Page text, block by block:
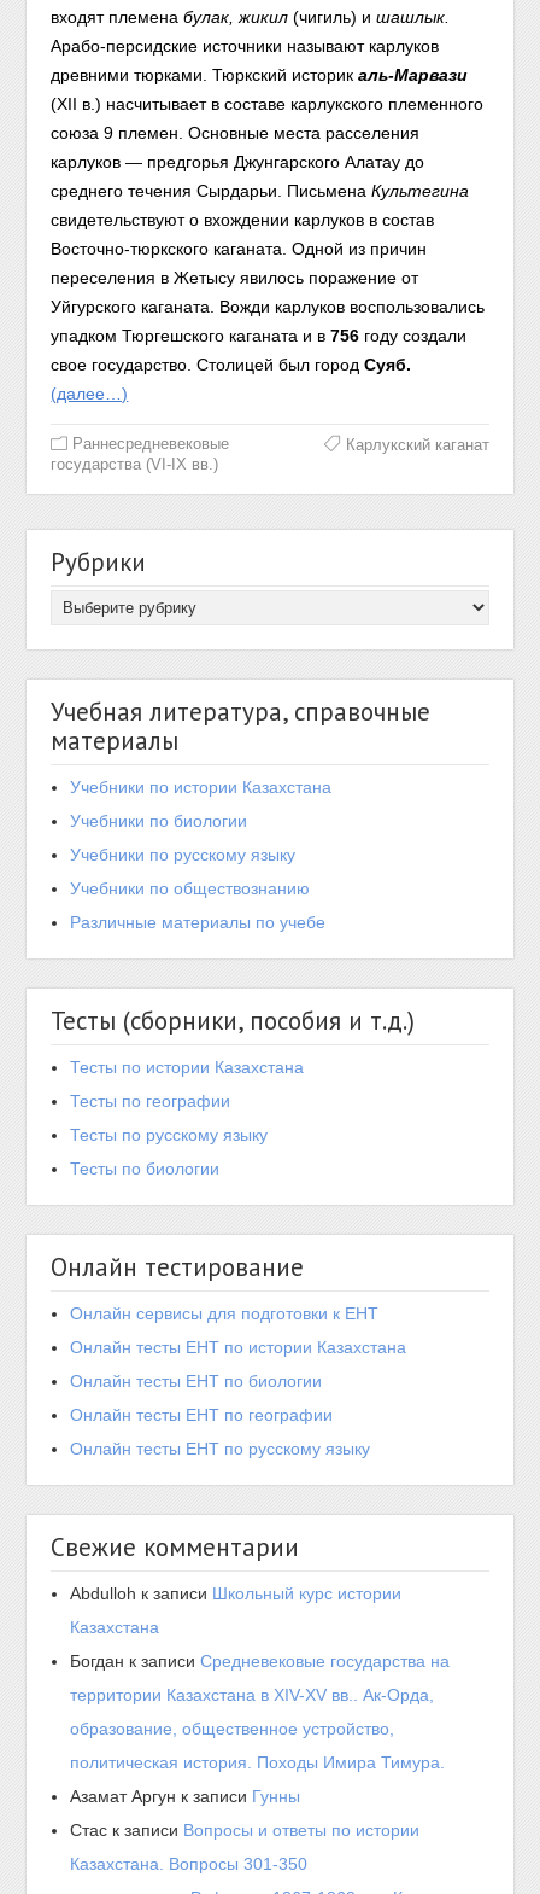
входят племенабулак, жикил(чигиль) ишашлык.
Арабо-персидские источники называют карлуков
древними тюрками. Тюркский историкаль-Марвази
(XII в.) насчитывает в составе карлукского племенного
союза 9 племен. Основные места расселения
карлуков — предгорья Джунгарского Алатау до
среднего течения Сырдарьи. ПисьменаКультегина
свидетельствуют о вхождении карлуков в состав
Восточно-тюркского каганата. Одной из причин
переселения в Жетысу явилось поражение от
Уйгурского каганата. Вожди карлуков воспользовались
упадком Тюргешского каганата и в756 году создали
свое государство. Столицей был городСуяб.
(далее…)
Раннесредневековые
государства (VI-IX вв.)
Карлукский каганат
Рубрики
Учебная литература, справочные
материалы
Учебники по истории Казахстана
Учебники по биологии
Учебники по русскому языку
Учебники по обществознанию
Различные материалы по учебе
Тесты (сборники, пособия и т.д.)
Тесты по истории Казахстана
Тесты по географии
Тесты по русскому языку
Тесты по биологии
Онлайн тестирование
Онлайн сервисы для подготовки к ЕНТ
Онлайн тесты ЕНТ по истории Казахстана
Онлайн тесты ЕНТ по биологии
Онлайн тесты ЕНТ по географии
Онлайн тесты ЕНТ по русскому языку
Свежие комментарии
Abdulloh к записи Школьный курс истории
Казахстана
Богдан к записиСредневековые государства на
территории Казахстана в XIV-XV вв.. Ак-Орда,
образование, общественное устройство,
политическая история. Походы Имира Тимура.
Азамат Аргун к записи Гунны
Стас к записи Вопросы и ответы по истории
Казахстана. Вопросы 301-350